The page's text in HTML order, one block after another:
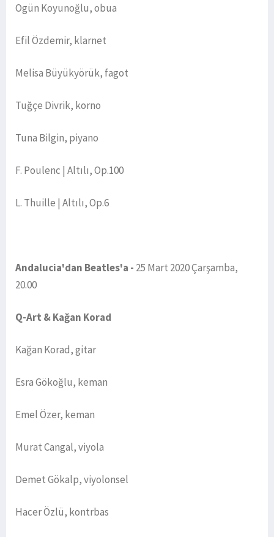
Ogün Koyunoğlu, obua
Efil Özdemir, klarnet
Melisa Büyükyörük, fagot
Tuğçe Divrik, korno
Tuna Bilgin, piyano
F. Poulenc | Altılı, Op.100
L. Thuille | Altılı, Op.6
Andalucia'dan Beatles'a - 25 Mart 2020 Çarşamba,
20.00
Q-Art & Kağan Korad
Kağan Korad, gitar
Esra Gökoğlu, keman
Emel Özer, keman
Murat Cangal, viyola
Demet Gökalp, viyolonsel
Hacer Özlü, kontrbas